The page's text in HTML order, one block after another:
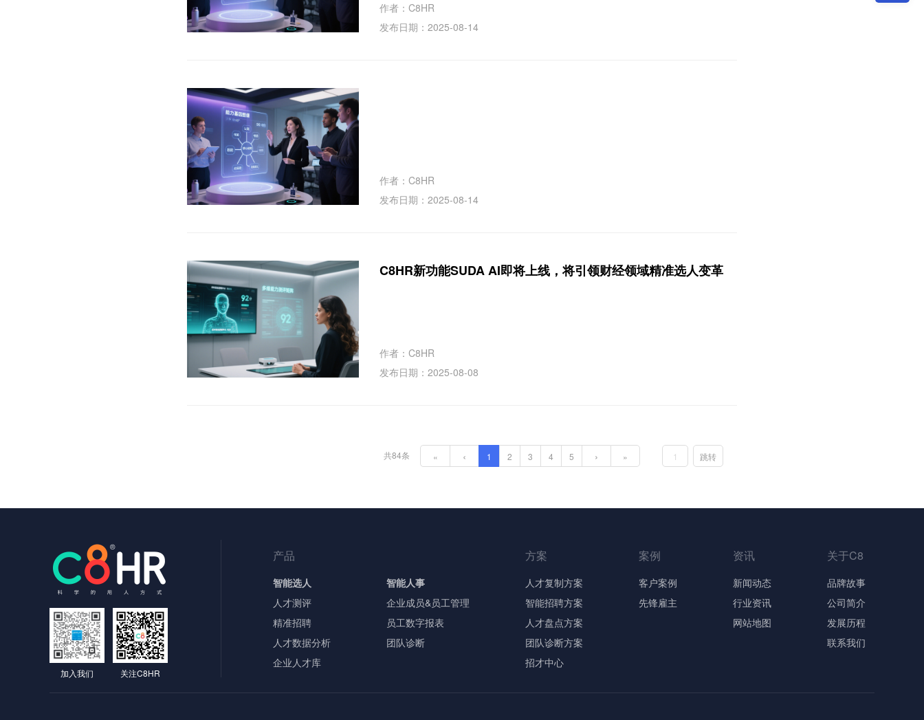
作者：C8HR
发布日期：2025-08-14
作者：C8HR
发布日期：2025-08-14
C8HR新功能SUDA AI即将上线，将引领财经领域精准选人变革
作者：C8HR
发布日期：2025-08-08
跳转
»
›
5
4
3
2
1
‹
«
共84条
加入我们 关注C8HR
产品
智能选人
人才测评
精准招聘
人才数据分析
企业人才库
智能人事
企业成员&员工管理
员工数字报表
团队诊断
方案
人才复制方案
智能招聘方案
人才盘点方案
团队诊断方案
招才中心
案例
客户案例
先锋雇主
资讯
新闻动态
行业资讯
网站地图
关于C8
品牌故事
公司简介
发展历程
联系我们